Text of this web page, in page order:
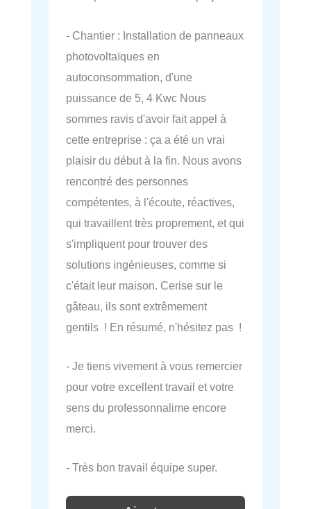
- Chantier : Installation de panneaux
photovoltaïques en
autoconsommation, d'une
puissance de 5, 4 Kwc Nous
sommes ravis d'avoir fait appel à
cette entreprise : ça a été un vrai
plaisir du début à la fin. Nous avons
rencontré des personnes
compétentes, à l'écoute, réactives,
qui travaillent très proprement, et qui
s'impliquent pour trouver des
solutions ingénieuses, comme si
c'était leur maison. Cerise sur le
gâteau, ils sont extrêmement
gentils ! En résumé, n'hésitez pas !
- Je tiens vivement à vous remercier
pour votre excellent travail et votre
sens du professonnalime encore
merci.
- Très bon travail équipe super.